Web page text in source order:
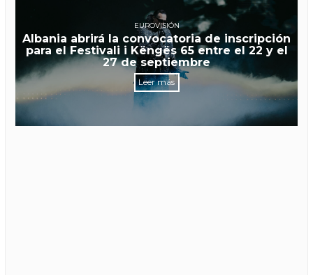
EUROVISIÓN
Albania abrirá la convocatoria de inscripción
para el Festivali i Këngës 65 entre el 22 y el
27 de septiembre
Leer más